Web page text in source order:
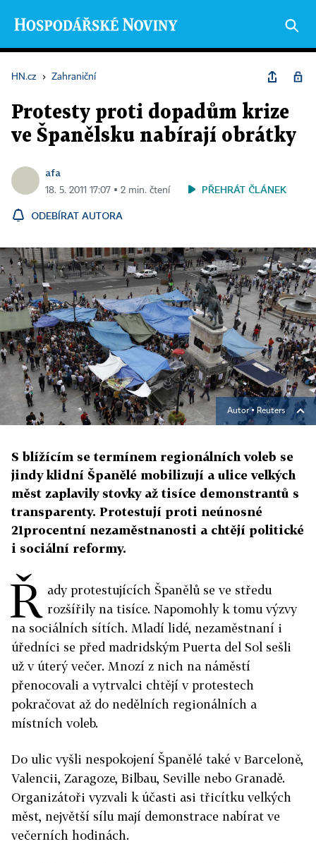
HN.cz › Zahraniční
Protesty proti dopadům krize
ve Španělsku nabírají obrátky
afa
18. 5. 2011 17:07 ▪ 2 min. čtení PŘEHRÁT ČLÁNEK
ODEBÍRAT AUTORA
Autor ▪ Reuters
S blížícím se termínem regionálních voleb se
jindy klidní Španělé mobilizují a ulice velkých
měst zaplavily stovky až tisíce demonstrantů s
transparenty. Protestují proti neúnosné
21procentní nezaměstnanosti a chtějí politické
i sociální reformy.
Ř ady protestujících Španělů se ve středu
rozšířily na tisíce. Napomohly k tomu výzvy
na sociálních sítích. Mladí lidé, nezaměstnaní i
úředníci se před madridským Puerta del Sol sešli
už v úterý večer. Mnozí z nich na náměstí
přenocovali a vytrvalci chtějí v protestech
pokračovat až do nedělních regionálních a
místních voleb.
Do ulic vyšli nespokojení Španělé také v Barceloně,
Valencii, Zaragoze, Bilbau, Seville nebo Granadě.
Organizátoři vyzvali k účasti asi třicítku velkých
měst, největší sílu mají demonstrace nabírat ve
večerních hodinách.